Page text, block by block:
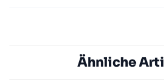
Ähnliche